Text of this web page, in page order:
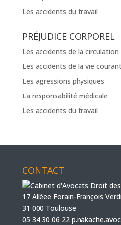
Les accidents du travail
PRÉJUDICE CORPOREL
Les accidents de la circulation
Les accidents de la vie
Les agressions physiques
La responsabilité médicale
Les accidents du travail
CONTACT
17 Alléee Forain-François
31 000 Toulouse
05 34 30 06 22